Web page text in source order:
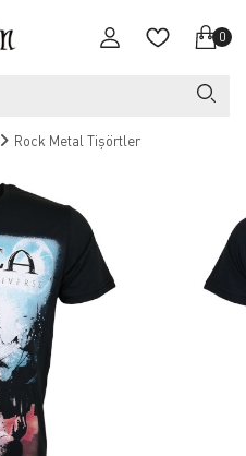
0
Rock Metal Tişörtler